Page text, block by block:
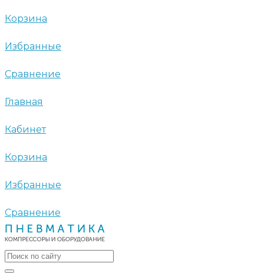
Корзина
Избранные
Сравнение
Главная
Кабинет
Корзина
Избранные
Сравнение